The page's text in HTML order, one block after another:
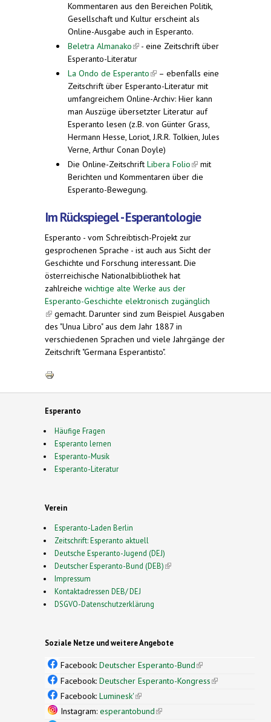
Kommentaren aus den Bereichen Politik,
Gesellschaft und Kultur erscheint als
Online-Ausgabe auch in Esperanto.
Beletra Almanako(link is external)
- eine Zeitschrift über
Esperanto-Literatur
La Ondo de Esperanto(link is external)
– ebenfalls eine
Zeitschrift über Esperanto-Literatur mit
umfangreichem Online-Archiv: Hier kann
man Auszüge übersetzter Literatur auf
Esperanto lesen (z.B. von Günter Grass,
Hermann Hesse, Loriot, J.R.R. Tolkien, Jules
Verne, Arthur Conan Doyle)
Die Online-Zeitschrift Libera Folio(link is
external)
mit
Berichten und Kommentaren über die
Esperanto-Bewegung.
Im Rückspiegel - Esperantologie
Esperanto - vom Schreibtisch-Projekt zur
gesprochenen Sprache - ist auch aus Sicht der
Geschichte und Forschung interessant. Die
österreichische Nationalbibliothek hat
zahlreiche wichtige alte Werke aus der
Esperanto-Geschichte elektronisch zugänglich
(link is external)
gemacht. Darunter sind zum Beispiel Ausgaben
des "Unua Libro" aus dem Jahr 1887 in
verschiedenen Sprachen und viele Jahrgänge der
Zeitschrift "Germana Esperantisto".
Esperanto
Häufige Fragen
Esperanto lernen
Esperanto-Musik
Esperanto-Literatur
Verein
Esperanto-Laden Berlin
Zeitschrift: Esperanto aktuell
Deutsche Esperanto-Jugend (DEJ)
Deutscher Esperanto-Bund (DEB)(link is external)
Impressum
Kontaktadressen DEB/ DEJ
DSGVO-Datenschutzerklärung
Soziale Netze und weitere Angebote
Facebook: Deutscher Esperanto-Bund(link is
external)
Facebook: Deutscher Esperanto-Kongress(link is
Facebook: Luminesk'(link is external)
Instagram: esperantobund(link is external)